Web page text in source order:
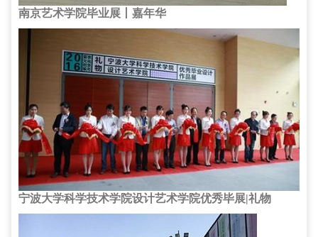
南京艺术学院毕业展丨嘉年华
宁波大学科学技术学院设计艺术学院优秀毕展|礼物